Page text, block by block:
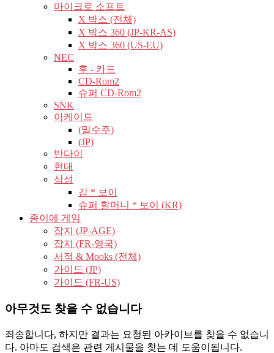
마이크로 소프트
X 박스 (전체)
X 박스 360 (JP-KR-AS)
X 박스 360 (US-EU)
NEC
후 - 카드
CD-Rom2
슈퍼 CD-Rom2
SNK
아케이드
(밀수주)
(JP)
반다이
현대
삼성
감 * 보이
슈퍼 할머니 * 보이 (KR)
종이에 게임
잡지 (JP-AGE)
잡지 (FR-영국)
서적 & Mooks (전체)
가이드 (JP)
가이드 (FR-US)
아무것도 찾을 수 없습니다
죄송합니다, 하지만 결과는 요청된 아카이브를 찾을 수 없습니
다. 아마도 검색은 관련 게시물을 찾는 데 도움이됩니다.